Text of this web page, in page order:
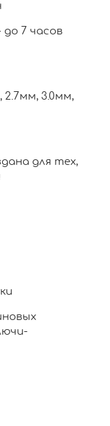
7 часов
2.7мм, 3.0мм,
для тех,